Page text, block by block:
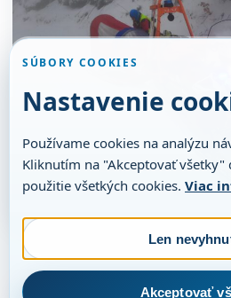
SÚBORY COOKIES
Nastavenie
Používame cookies na analýzu
Kliknutím na "Akceptovať všetky"
použitie všetkých cookies. Viac
Len
Akceptovať